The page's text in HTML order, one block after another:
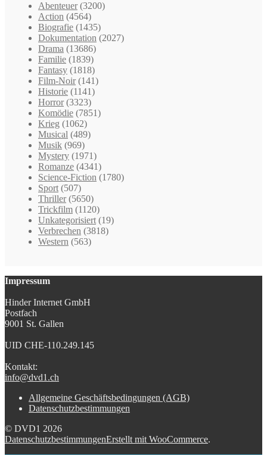
Abenteuer (3200)
Action (4564)
Biografie (1435)
Dokumentation (2027)
Drama (13686)
Familie (1839)
Fantasy (1818)
Film-Noir (141)
Historie (1141)
Horror (3323)
Komödie (7851)
Krieg (1062)
Musical (489)
Musik (969)
Mystery (1971)
Romanze (4341)
Science-Fiction (1780)
Sport (507)
Thriller (5650)
Trickfilm (1120)
Unkategorisiert (19)
Verbrechen (3818)
Western (563)
Impressum
Hinder Internet GmbH
Postfach
9001 St. Gallen
UID CHE-110.249.145
Kontakt:
info@dvd1.ch
Allgemeine Geschäftsbedingungen (AGB)
Datenschutzbestimmungen
© DVD1 2026
DatenschutzbestimmungenErstellt mit WooCommerce.